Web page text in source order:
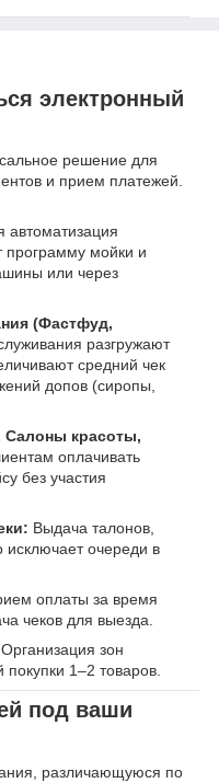
электронный
решение для
и прием платежей.
автоматизация
программу мойки и
или через
(Фастфуд,
разгружают
средний чек
допов (сиропы,
красоты,
оплачивать
без участия
Выдача талонов,
исключает очереди в
оплаты за время
чеков для выезда.
Организация зон
1–2 товаров.
под ваши
различающуюся по